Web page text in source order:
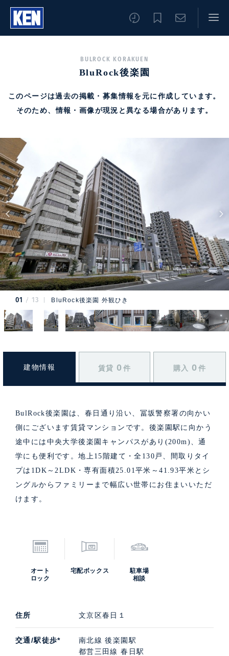
BULROCK KORAKUEN
BluRock後楽園
このページは過去の掲載・募集情報を元に作成しています。
そのため、情報・画像が現況と異なる場合があります。
01 13 BluRock後楽園 外観ひき
建物情報 賃貸 0 件 購入 0 件
BulRock後楽園は、春日通り沿い、冨坂警察署の向かい
側にございます賃貸マンションです。後楽園駅に向かう
途中には中央大学後楽園キャンパスがあり(200m)、通
学にも便利です。地上15階建て・全130戸、間取りタイ
プは1DK～2LDK・専有面積25.01平米～41.93平米とシ
ングルからファミリーまで幅広い世帯にお住まいいただ
けます。
オート
ロック
宅配ボックス
駐車場
相談
住所 文京区春日１
交通/駅徒歩*
南北線 後楽園駅
都営三田線 春日駅